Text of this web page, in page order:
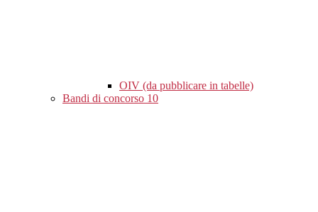
OIV (da pubblicare in tabelle)
Bandi di concorso 10